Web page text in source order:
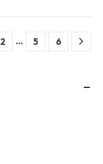
2 … 5 6